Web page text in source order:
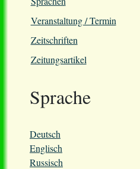
Veranstaltung / Termin
Zeitschriften
Zeitungsartikel
Sprache
Deutsch
Englisch
Russisch